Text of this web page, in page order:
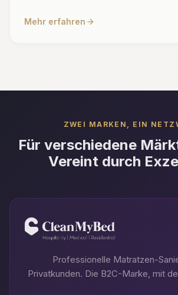
Mehr erfahren
ZWEI MARKEN, EIN
Für verschiedene
Vereint durch
Professionelle Matratzen-
Privatkunden. Die B2C-Marke, mit